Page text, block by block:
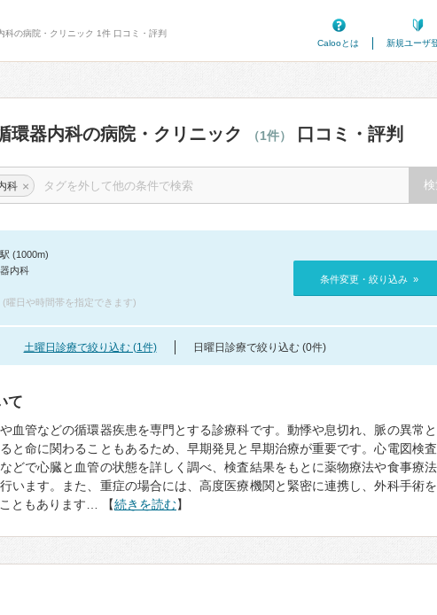
の病院・クリニック 1件 口コミ・評判
Calooとは
新規ユーザ
環器内科の病院・クリニック （1件） 口コミ・評判
科 ×
(1000m)
内科
(曜日や時間帯を指定できます)
条件変更・絞り込み »
土曜日診療で絞り込む (1件) 日曜日診療で絞り込む (0件)
て
血管などの循環器疾患を専門とする診療科です。動悸や息切れ、脈の異常
と命に関わることもあるため、早期発見と早期治療が重要です。心電図検
どで心臓と血管の状態を詳しく調べ、検査結果をもとに薬物療法や食事療
います。また、重症の場合には、高度医療機関と緊密に連携し、外科手術
ともあります… 【続きを読む】